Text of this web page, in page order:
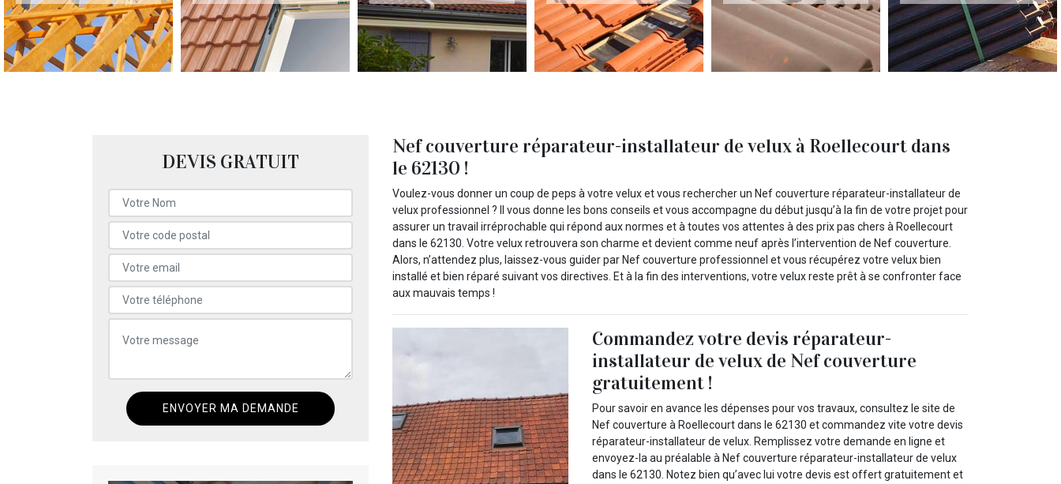
DEVIS GRATUIT
Nef couverture réparateur-installateur de velux à Roellecourt dans
le 62130 !
Voulez-vous donner un coup de peps à votre velux et vous rechercher un Nef couverture réparateur-installateur de
velux professionnel ? Il vous donne les bons conseils et vous accompagne du début jusqu’à la fin de votre projet pour
assurer un travail irréprochable qui répond aux normes et à toutes vos attentes à des prix pas chers à Roellecourt
dans le 62130. Votre velux retrouvera son charme et devient comme neuf après l’intervention de Nef couverture.
Alors, n’attendez plus, laissez-vous guider par Nef couverture professionnel et vous récupérez votre velux bien
installé et bien réparé suivant vos directives. Et à la fin des interventions, votre velux reste prêt à se confronter face
aux mauvais temps !
Commandez votre devis réparateur-
installateur de velux de Nef couverture
gratuitement !
Pour savoir en avance les dépenses pour vos travaux, consultez le site de
Nef couverture à Roellecourt dans le 62130 et commandez vite votre devis
réparateur-installateur de velux. Remplissez votre demande en ligne et
envoyez-la au préalable à Nef couverture réparateur-installateur de velux
dans le 62130. Notez bien qu’avec lui votre devis est offert gratuitement et